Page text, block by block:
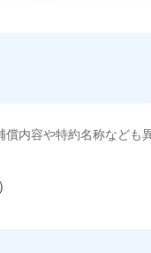
内容や特約名称なども